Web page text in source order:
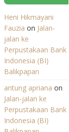
Heni Hikmayani
Fauzia on Jalan-
jalan ke
Perpustakaan Bank
Indonesia (BI)
Balikpapan
antung apriana on
Jalan-jalan ke
Perpustakaan Bank
Indonesia (BI)